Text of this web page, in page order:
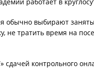
обычно выбирают
не тратить время на
сдачей контрольного